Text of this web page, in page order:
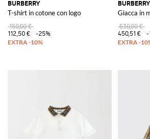
BURBERRY
T-shirt in cotone con logo
150,00 €
112,50 €
-25%
BURBERRY
Giacca in
530,00 €
450,51 €
-